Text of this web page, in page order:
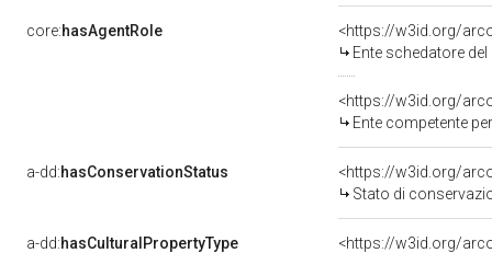
core:hasAgentRole
<https://w3id.org/
Ente schedatore
<https://w3id.org/
Ente competente per tutela del
a-dd:hasConservationStatus
<https://w3id.org/
Stato di
a-dd:hasCulturalPropertyType
<https://w3id.org/